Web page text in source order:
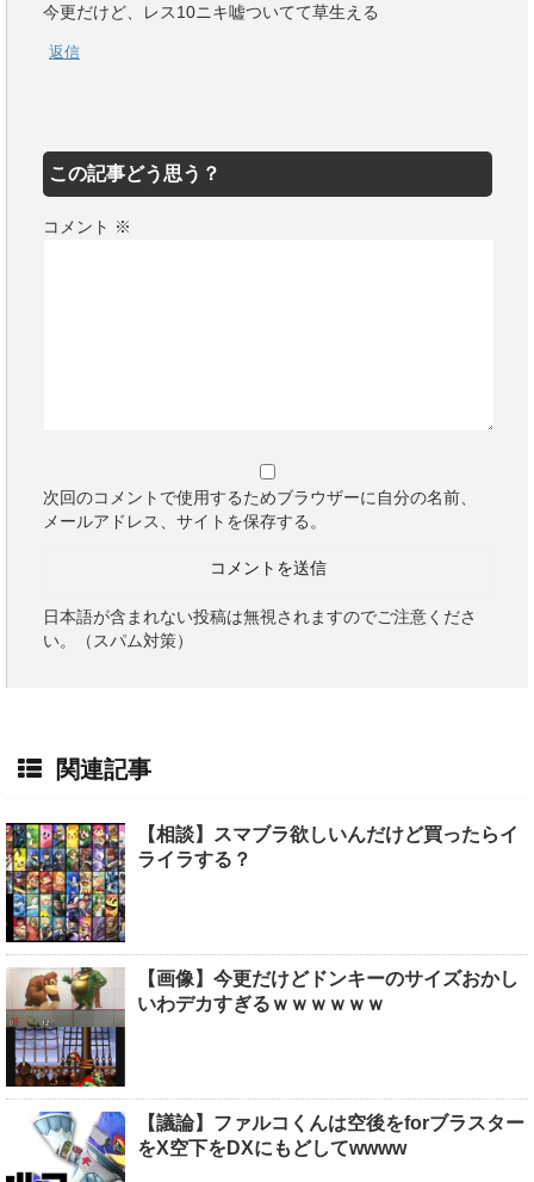
今更だけど、レス10ニキ嘘ついてて草生える
返信
この記事どう思う？
コメント ※
次回のコメントで使用するためブラウザーに自分の名前、
メールアドレス、サイトを保存する。
日本語が含まれない投稿は無視されますのでご注意くださ
い。（スパム対策）
関連記事
【相談】スマブラ欲しいんだけど買ったらイ
ライラする？
【画像】今更だけどドンキーのサイズおかし
いわデカすぎるｗｗｗｗｗｗ
【議論】ファルコくんは空後をforブラスター
をX空下をDXにもどしてwwww